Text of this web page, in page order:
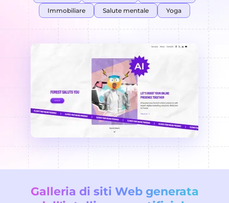
Immobiliare
Salute mentale Yoga
Galleria di siti Web generata